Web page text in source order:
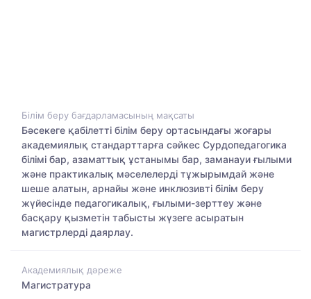
Білім беру бағдарламасының мақсаты
Бәсекеге қабілетті білім беру ортасындағы жоғары
академиялық стандарттарға сәйкес Сурдопедагогика
білімі бар, азаматтық ұстанымы бар, заманауи ғылыми
және практикалық мәселелерді тұжырымдай және
шеше алатын, арнайы және инклюзивті білім беру
жүйесінде педагогикалық, ғылыми-зерттеу және
басқару қызметін табысты жүзеге асыратын
магистрлерді даярлау.
Академиялық дәреже
Магистратура